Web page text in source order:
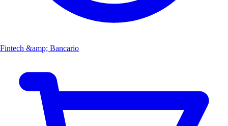
Fintech &amp; Bancario